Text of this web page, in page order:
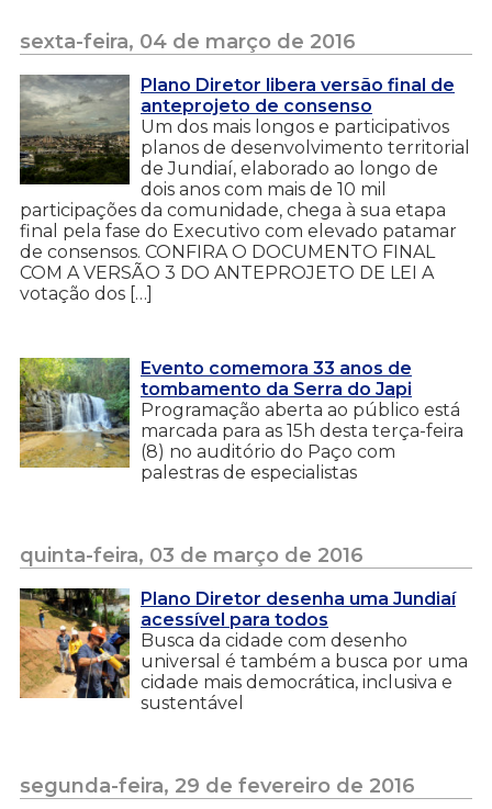
sexta-feira, 04 de março de 2016
Plano Diretor libera versão final de
anteprojeto de consenso
Um dos mais longos e participativos
planos de desenvolvimento territorial
de Jundiaí, elaborado ao longo de
dois anos com mais de 10 mil
participações da comunidade, chega à sua etapa
final pela fase do Executivo com elevado patamar
de consensos. CONFIRA O DOCUMENTO FINAL
COM A VERSÃO 3 DO ANTEPROJETO DE LEI A
votação dos […]
Evento comemora 33 anos de
tombamento da Serra do Japi
Programação aberta ao público está
marcada para as 15h desta terça-feira
(8) no auditório do Paço com
palestras de especialistas
quinta-feira, 03 de março de 2016
Plano Diretor desenha uma Jundiaí
acessível para todos
Busca da cidade com desenho
universal é também a busca por uma
cidade mais democrática, inclusiva e
sustentável
segunda-feira, 29 de fevereiro de 2016